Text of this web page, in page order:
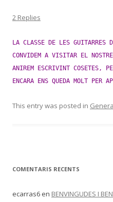
2 Replies
LA CLASSE DE LES GUITARRES
CONVIDEM A VISITAR EL
ANIREM ESCRIVINT COSETES,
ENCARA ENS QUEDA MOLT PER
This entry was posted in
COMENTARIS RECENTS
ecarras6 en BENVINGUDES I